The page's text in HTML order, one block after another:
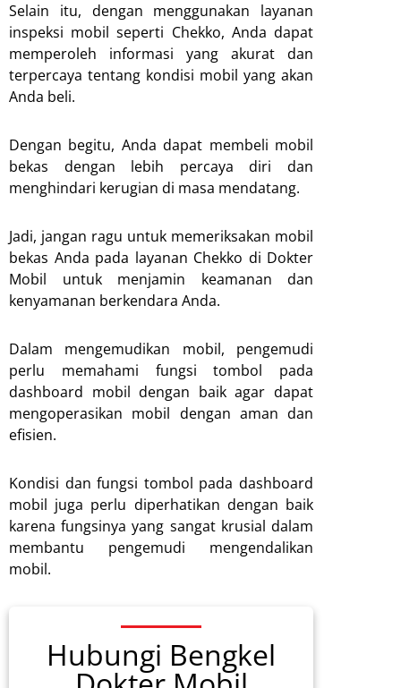
Selain itu, dengan menggunakan layanan
inspeksi mobil seperti Chekko, Anda dapat
memperoleh informasi yang akurat dan
terpercaya tentang kondisi mobil yang akan
Anda beli.
Dengan begitu, Anda dapat membeli mobil
bekas dengan lebih percaya diri dan
menghindari kerugian di masa mendatang.
Jadi, jangan ragu untuk memeriksakan mobil
bekas Anda pada layanan Chekko di Dokter
Mobil untuk menjamin keamanan dan
kenyamanan berkendara Anda.
Dalam mengemudikan mobil, pengemudi
perlu memahami fungsi tombol pada
dashboard mobil dengan baik agar dapat
mengoperasikan mobil dengan aman dan
efisien.
Kondisi dan fungsi tombol pada dashboard
mobil juga perlu diperhatikan dengan baik
karena fungsinya yang sangat krusial dalam
membantu pengemudi mengendalikan
mobil.
Hubungi Bengkel